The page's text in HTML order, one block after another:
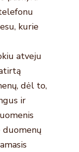
kurie
atveju
dėl to,
ir